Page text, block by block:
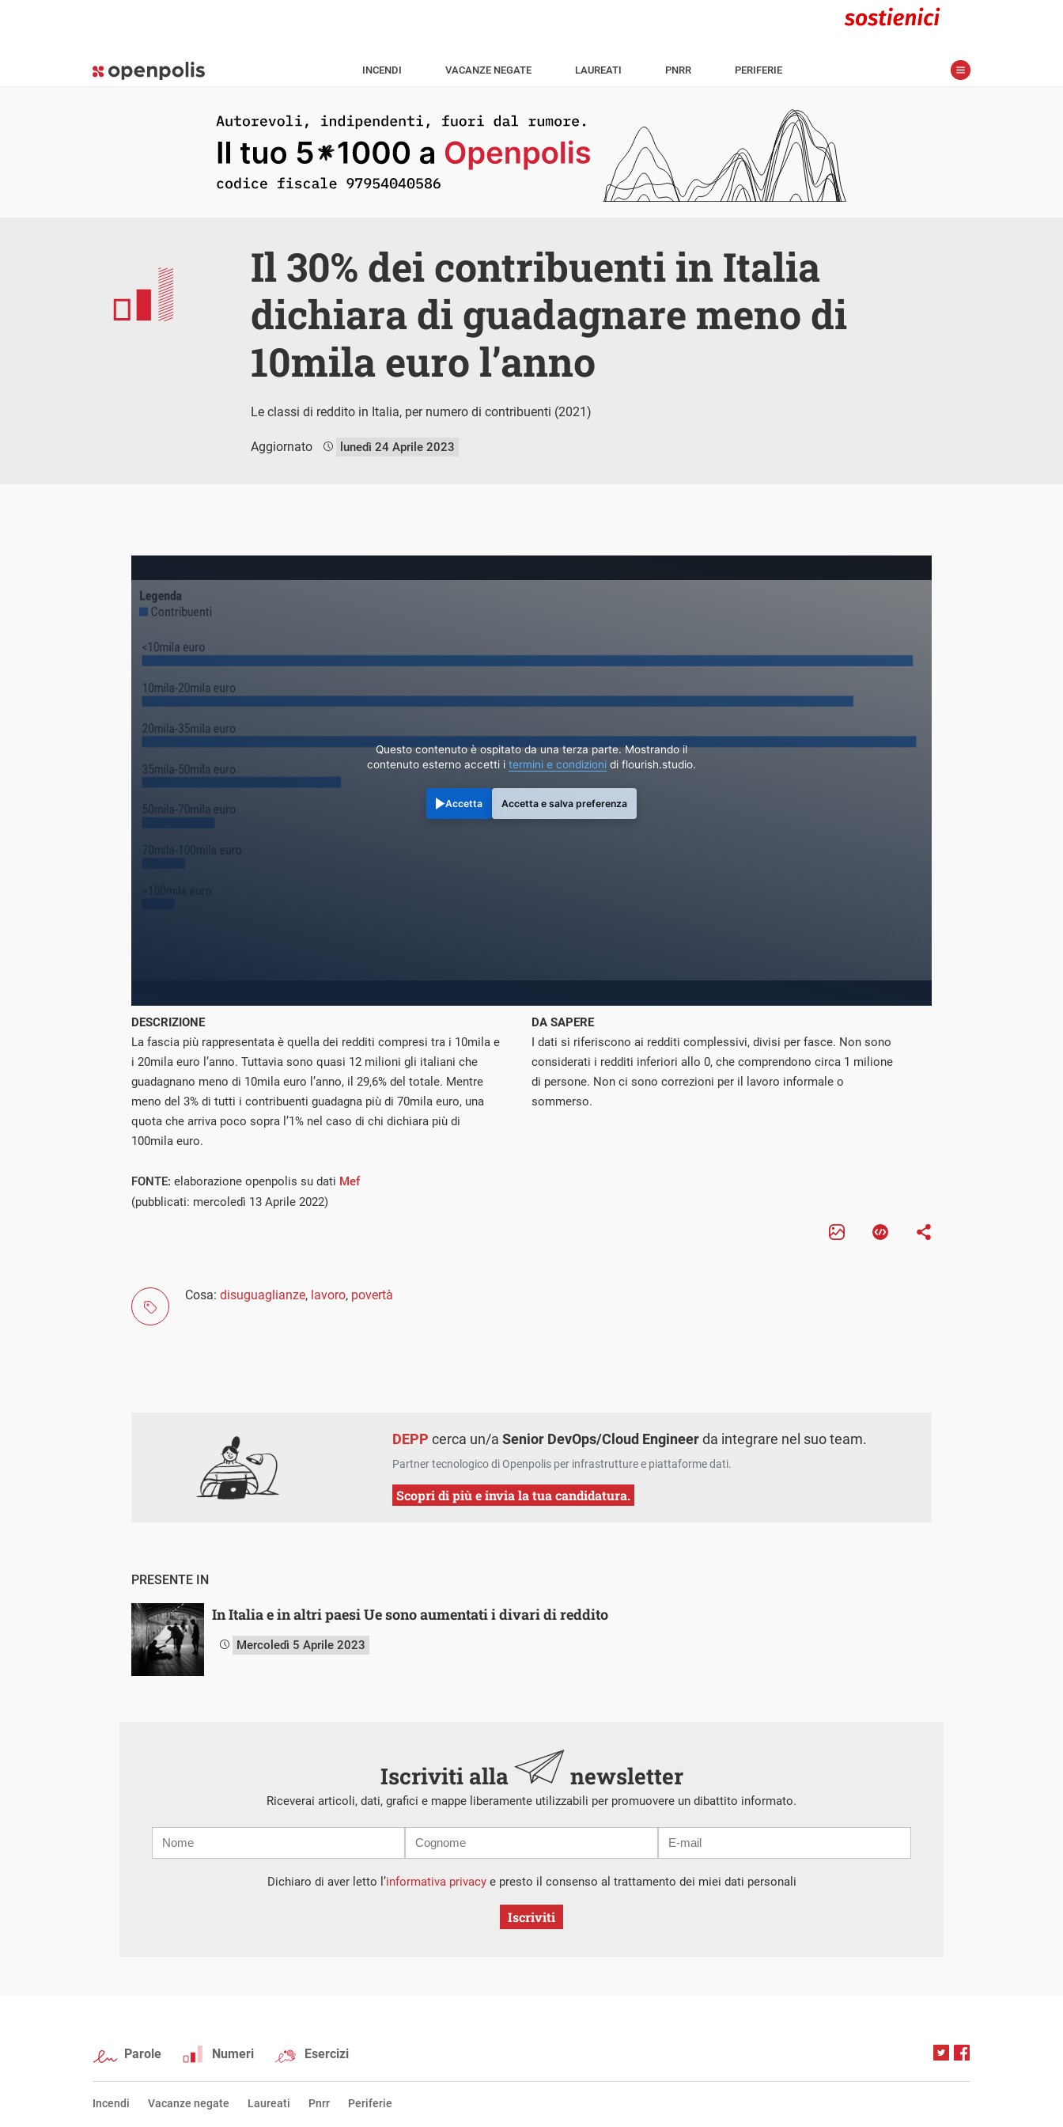
INCENDI VACANZE NEGATE LAUREATI PNRR PERIFERIE
Il 30% dei contribuenti in Italia
dichiara di guadagnare meno di
10mila euro l’anno
Le classi di reddito in Italia, per numero di contribuenti (2021)
Aggiornato lunedì 24 Aprile 2023
Questo contenuto è ospitato da una terza parte. Mostrando il
contenuto esterno accetti i termini e condizioni di flourish.studio.
Accetta Accetta e salva preferenza
DESCRIZIONE
La fascia più rappresentata è quella dei redditi compresi tra i 10mila e
i 20mila euro l’anno. Tuttavia sono quasi 12 milioni gli italiani che
guadagnano meno di 10mila euro l’anno, il 29,6% del totale. Mentre
meno del 3% di tutti i contribuenti guadagna più di 70mila euro, una
quota che arriva poco sopra l’1% nel caso di chi dichiara più di
100mila euro.
DA SAPERE
I dati si riferiscono ai redditi complessivi, divisi per fasce. Non sono
considerati i redditi inferiori allo 0, che comprendono circa 1 milione
di persone. Non ci sono correzioni per il lavoro informale o
sommerso.
FONTE: elaborazione openpolis su dati Mef
(pubblicati: mercoledì 13 Aprile 2022)
Cosa: disuguaglianze, lavoro, povertà
DEPP cerca un/aSenior DevOps/Cloud Engineerda integrare nel suo team.
Partner tecnologico di Openpolis per infrastrutture e piattaforme dati.
Scopri di più e invia la tua candidatura.
PRESENTE IN
In Italia e in altri paesi Ue sono aumentati i divari di reddito
Mercoledì 5 Aprile 2023
Iscriviti alla newsletter
Riceverai articoli, dati, grafici e mappe liberamente utilizzabili per promuovere un dibattito informato.
mail
Dichiaro di aver letto l’informativa privacye presto il consenso al trattamento dei miei dati personali
Iscriviti
Parole Numeri Esercizi
Incendi Vacanze negate Laureati Pnrr Periferie